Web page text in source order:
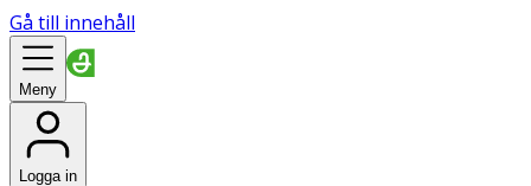
Gå till innehåll
Meny
Logga in